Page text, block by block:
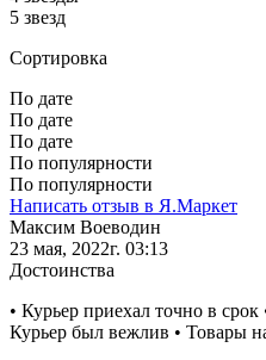
5 звезд
Сортировка
По дате
По дате
По дате
По популярности
По популярности
Написать отзыв в Я.Маркет
Максим Воеводин
23 мая, 2022г. 03:13
Достоинства
• Курьер приехал точно в срок
Курьер был вежлив • Товары